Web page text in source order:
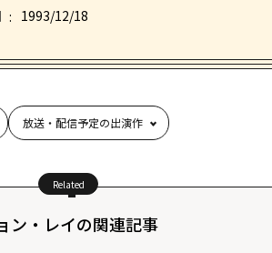
1993/12/18
放送・配信予定の出演作
Related
ン・レイの関連記事